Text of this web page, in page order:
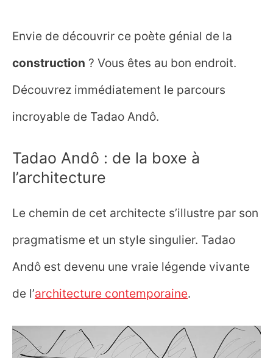
Envie de découvrir ce poète génial de la
construction ? Vous êtes au bon endroit.
Découvrez immédiatement le parcours
incroyable de Tadao Andô.
Tadao Andô : de la boxe à
l’architecture
Le chemin de cet architecte s’illustre par son
pragmatisme et un style singulier. Tadao
Andô est devenu une vraie légende vivante
de l’architecture contemporaine.